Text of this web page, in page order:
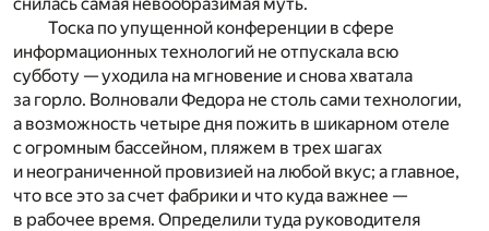
Тоска по упущенной конференции в сфере
информационных технологий не отпускала всю
субботу — уходила на мгновение и снова хватала
за горло. Волновали Федора не столь сами технологии,
а возможность четыре дня пожить в шикарном отеле
с огромным бассейном, пляжем в трех шагах
и неограниченной провизией на любой вкус; а главное,
что все это за счет фабрики и что куда важнее —
в рабочее время. Определили туда руководителя